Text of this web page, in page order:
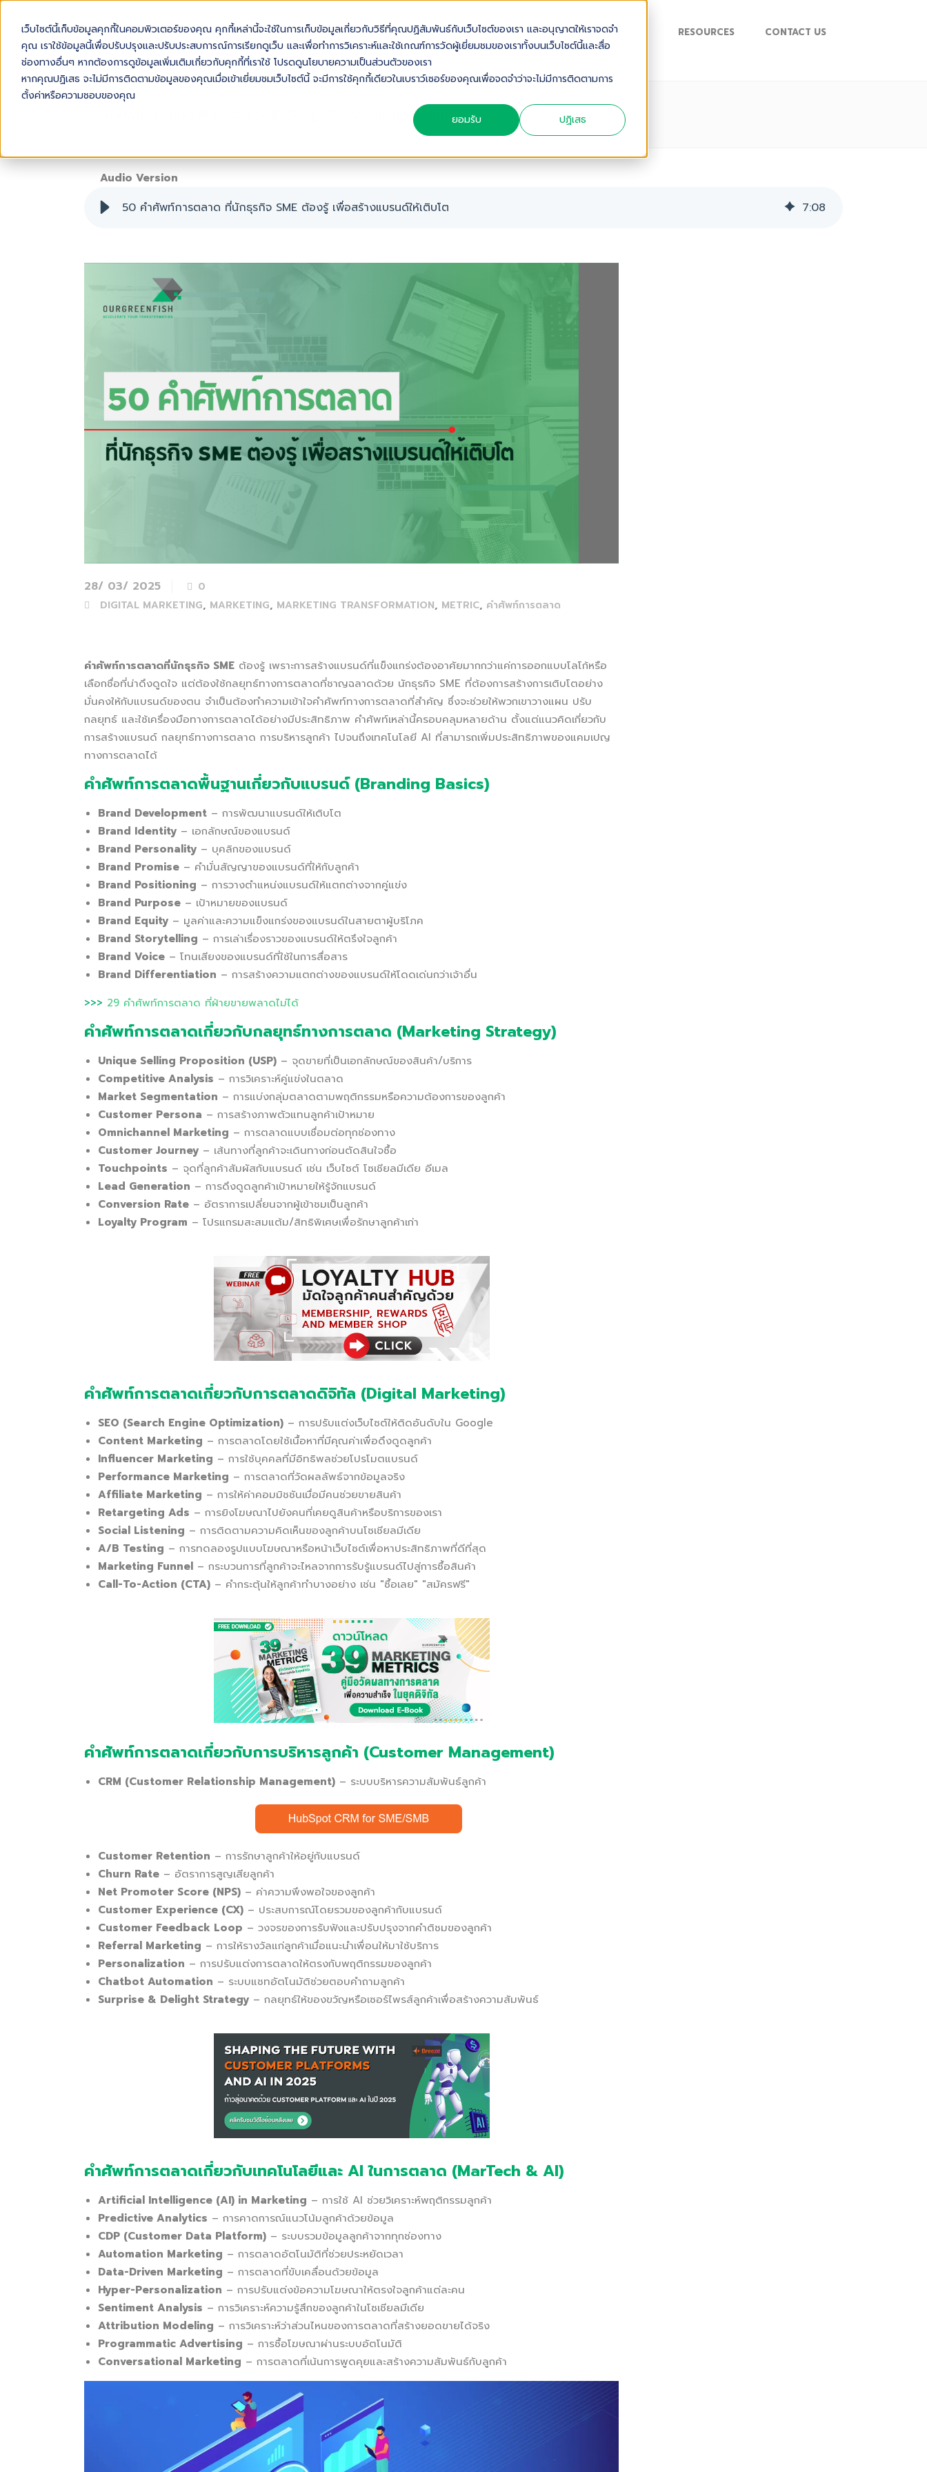
เว็บไซต์นี้เก็บข้อมูลคุกกี้ในคอมพิวเตอร์ของคุณ คุกกี้เหล่านี้จะใช้ในการเก็บข้อมูลเกี่ยวกับวิธีที่คุณปฏิสัมพันธ์กับเว็บไซต์ของเรา และอนุญาตให้เราจดจำ
คุณ เราใช้ข้อมูลนี้เพื่อปรับปรุงและปรับประสบการณ์การเรียกดูเว็บ และเพื่อทำการวิเคราะห์และใช้เกณฑ์การวัดผู้เยี่ยมชมของเราทั้งบนเว็บไซต์นี้และสื่อ
ช่องทางอื่นๆ หากต้องการดูข้อมูลเพิ่มเติมเกี่ยวกับคุกกี้ที่เราใช้ โปรดดูนโยบายความเป็นส่วนตัวของเรา
หากคุณปฏิเสธ จะไม่มีการติดตามข้อมูลของคุณเมื่อเข้าเยี่ยมชมเว็บไซต์นี้ จะมีการใช้คุกกี้เดียวในเบราว์เซอร์ของคุณเพื่อจดจำว่าจะไม่มีการติดตามการ
ตั้งค่าหรือความชอบของคุณ
ยอมรับ
ปฏิเสธ
ABOUT US SOLUTIONS INDUSTRIES SERVICES & SUPPORT RESOURCES CONTACT US
50 คำศัพท์การตลาด ที่นักธุรกิจ SME ต้องรู้ เพื่อสร้างแบรนด์ให้เติบโต
Audio Version
50 คำศัพท์การตลาด ที่นักธุรกิจ SME ต้องรู้ เพื่อสร้างแบรนด์ให้เติบโต 7:08
28/ 03/ 2025
0
DIGITAL MARKETING, MARKETING, MARKETING TRANSFORMATION, METRIC, คำศัพท์การตลาด
คำศัพท์การตลาดที่นักธุรกิจ SME ต้องรู้ เพราะการสร้างแบรนด์ที่แข็งแกร่งต้องอาศัยมากกว่าแค่การออกแบบโลโก้หรือ
เลือกชื่อที่น่าดึงดูดใจ แต่ต้องใช้กลยุทธ์ทางการตลาดที่ชาญฉลาดด้วย นักธุรกิจ SME ที่ต้องการสร้างการเติบโตอย่าง
มั่นคงให้กับแบรนด์ของตน จำเป็นต้องทำความเข้าใจคำศัพท์ทางการตลาดที่สำคัญ ซึ่งจะช่วยให้พวกเขาวางแผน ปรับ
กลยุทธ์ และใช้เครื่องมือทางการตลาดได้อย่างมีประสิทธิภาพ คำศัพท์เหล่านี้ครอบคลุมหลายด้าน ตั้งแต่แนวคิดเกี่ยวกับ
การสร้างแบรนด์ กลยุทธ์ทางการตลาด การบริหารลูกค้า ไปจนถึงเทคโนโลยี AI ที่สามารถเพิ่มประสิทธิภาพของแคมเปญ
ทางการตลาดได้
คำศัพท์การตลาดพื้นฐานเกี่ยวกับแบรนด์ (Branding Basics)
Brand Development – การพัฒนาแบรนด์ให้เติบโต
Brand Identity – เอกลักษณ์ของแบรนด์
Brand Personality – บุคลิกของแบรนด์
Brand Promise – คำมั่นสัญญาของแบรนด์ที่ให้กับลูกค้า
Brand Positioning – การวางตำแหน่งแบรนด์ให้แตกต่างจากคู่แข่ง
Brand Purpose – เป้าหมายของแบรนด์
Brand Equity – มูลค่าและความแข็งแกร่งของแบรนด์ในสายตาผู้บริโภค
Brand Storytelling – การเล่าเรื่องราวของแบรนด์ให้ตรึงใจลูกค้า
Brand Voice – โทนเสียงของแบรนด์ที่ใช้ในการสื่อสาร
Brand Differentiation – การสร้างความแตกต่างของแบรนด์ให้โดดเด่นกว่าเจ้าอื่น
>>> 29 คำศัพท์การตลาด ที่ฝ่ายขายพลาดไม่ได้
คำศัพท์การตลาดเกี่ยวกับกลยุทธ์ทางการตลาด (Marketing Strategy)
Unique Selling Proposition (USP) – จุดขายที่เป็นเอกลักษณ์ของสินค้า/บริการ
Competitive Analysis – การวิเคราะห์คู่แข่งในตลาด
Market Segmentation – การแบ่งกลุ่มตลาดตามพฤติกรรมหรือความต้องการของลูกค้า
Customer Persona – การสร้างภาพตัวแทนลูกค้าเป้าหมาย
Omnichannel Marketing – การตลาดแบบเชื่อมต่อทุกช่องทาง
Customer Journey – เส้นทางที่ลูกค้าจะเดินทางก่อนตัดสินใจซื้อ
Touchpoints – จุดที่ลูกค้าสัมผัสกับแบรนด์ เช่น เว็บไซต์ โซเชียลมีเดีย อีเมล
Lead Generation – การดึงดูดลูกค้าเป้าหมายให้รู้จักแบรนด์
Conversion Rate – อัตราการเปลี่ยนจากผู้เข้าชมเป็นลูกค้า
Loyalty Program – โปรแกรมสะสมแต้ม/สิทธิพิเศษเพื่อรักษาลูกค้าเก่า
คำศัพท์การตลาดเกี่ยวกับการตลาดดิจิทัล (Digital Marketing)
SEO (Search Engine Optimization) – การปรับแต่งเว็บไซต์ให้ติดอันดับใน Google
Content Marketing – การตลาดโดยใช้เนื้อหาที่มีคุณค่าเพื่อดึงดูดลูกค้า
Influencer Marketing – การใช้บุคคลที่มีอิทธิพลช่วยโปรโมตแบรนด์
Performance Marketing – การตลาดที่วัดผลลัพธ์จากข้อมูลจริง
Affiliate Marketing – การให้ค่าคอมมิชชันเมื่อมีคนช่วยขายสินค้า
Retargeting Ads – การยิงโฆษณาไปยังคนที่เคยดูสินค้าหรือบริการของเรา
Social Listening – การติดตามความคิดเห็นของลูกค้าบนโซเชียลมีเดีย
A/B Testing – การทดลองรูปแบบโฆษณาหรือหน้าเว็บไซต์เพื่อหาประสิทธิภาพที่ดีที่สุด
Marketing Funnel – กระบวนการที่ลูกค้าจะไหลจากการรับรู้แบรนด์ไปสู่การซื้อสินค้า
Call-To-Action (CTA) – คำกระตุ้นให้ลูกค้าทำบางอย่าง เช่น "ซื้อเลย" "สมัครฟรี"
คำศัพท์การตลาดเกี่ยวกับการบริหารลูกค้า (Customer Management)
CRM (Customer Relationship Management) – ระบบบริหารความสัมพันธ์ลูกค้า
Customer Retention – การรักษาลูกค้าให้อยู่กับแบรนด์
Churn Rate – อัตราการสูญเสียลูกค้า
Net Promoter Score (NPS) – ค่าความพึงพอใจของลูกค้า
Customer Experience (CX) – ประสบการณ์โดยรวมของลูกค้ากับแบรนด์
Customer Feedback Loop – วงจรของการรับฟังและปรับปรุงจากคำติชมของลูกค้า
Referral Marketing – การให้รางวัลแก่ลูกค้าเมื่อแนะนำเพื่อนให้มาใช้บริการ
Personalization – การปรับแต่งการตลาดให้ตรงกับพฤติกรรมของลูกค้า
Chatbot Automation – ระบบแชทอัตโนมัติช่วยตอบคำถามลูกค้า
Surprise & Delight Strategy – กลยุทธ์ให้ของขวัญหรือเซอร์ไพรส์ลูกค้าเพื่อสร้างความสัมพันธ์
คำศัพท์การตลาดเกี่ยวกับเทคโนโลยีและ AI ในการตลาด (MarTech & AI)
Artificial Intelligence (AI) in Marketing – การใช้ AI ช่วยวิเคราะห์พฤติกรรมลูกค้า
Predictive Analytics – การคาดการณ์แนวโน้มลูกค้าด้วยข้อมูล
CDP (Customer Data Platform) – ระบบรวมข้อมูลลูกค้าจากทุกช่องทาง
Automation Marketing – การตลาดอัตโนมัติที่ช่วยประหยัดเวลา
Data-Driven Marketing – การตลาดที่ขับเคลื่อนด้วยข้อมูล
Hyper-Personalization – การปรับแต่งข้อความโฆษณาให้ตรงใจลูกค้าแต่ละคน
Sentiment Analysis – การวิเคราะห์ความรู้สึกของลูกค้าในโซเชียลมีเดีย
Attribution Modeling – การวิเคราะห์ว่าส่วนไหนของการตลาดที่สร้างยอดขายได้จริง
Programmatic Advertising – การซื้อโฆษณาผ่านระบบอัตโนมัติ
Conversational Marketing – การตลาดที่เน้นการพูดคุยและสร้างความสัมพันธ์กับลูกค้า